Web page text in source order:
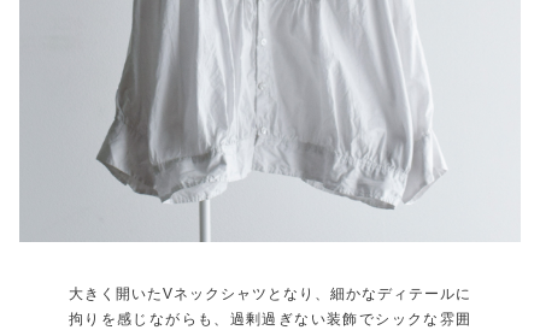
大きく開いたVネックシャツとなり、細かなディテールに
拘りを感じながらも、過剰過ぎない装飾でシックな雰囲